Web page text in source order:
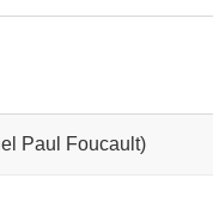
Paul Foucault)